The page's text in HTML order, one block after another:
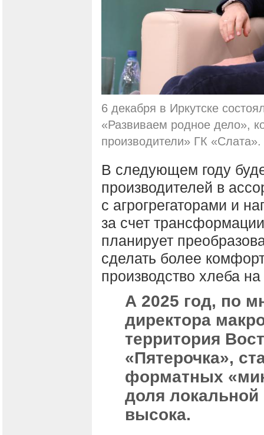
6 декабря в Иркутске
«Развиваем родное дело»,
производители» ГК
В следующем году
производителей в
с агрогрегаторами и
за счет
планирует
сделать более
производство хлеба
А 2025 год, по
директора
территория
«Пятерочка»,
форматных
доля
высока.